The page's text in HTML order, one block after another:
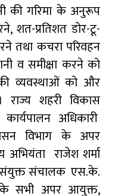
की गरिमा के अनुरूप
शत-प्रतिशत डोर-टू-
तथा कचरा परिवहन
व समीक्षा करने को
व्यवस्थाओं को और
राज्य शहरी विकास
अधिकारी
विभाग के अपर
राजेश शर्मा
संयुक्त संचालक एस.के.
के सभी अपर आयुक्त,